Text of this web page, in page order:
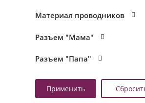
Материал проводников
Разъем "Мама"
Разъем "Папа"